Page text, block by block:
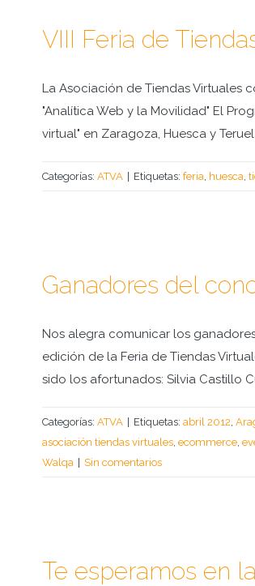
VIII Feria de
La Asociación de Tiendas Virtuales
"Analítica Web y la Movilidad" El
virtual" en Zaragoza, Huesca y
Categorías: ATVA Etiquetas: feria, huesca,
Ganadores del
Nos alegra comunicar los
edición de la Feria de Tiendas
sido los afortunados: Silvia Castillo
Categorías: ATVA Etiquetas: abril 2012,
asociación tiendas virtuales, ecommerce,
Walqa
Sin comentarios
Te esperamos en